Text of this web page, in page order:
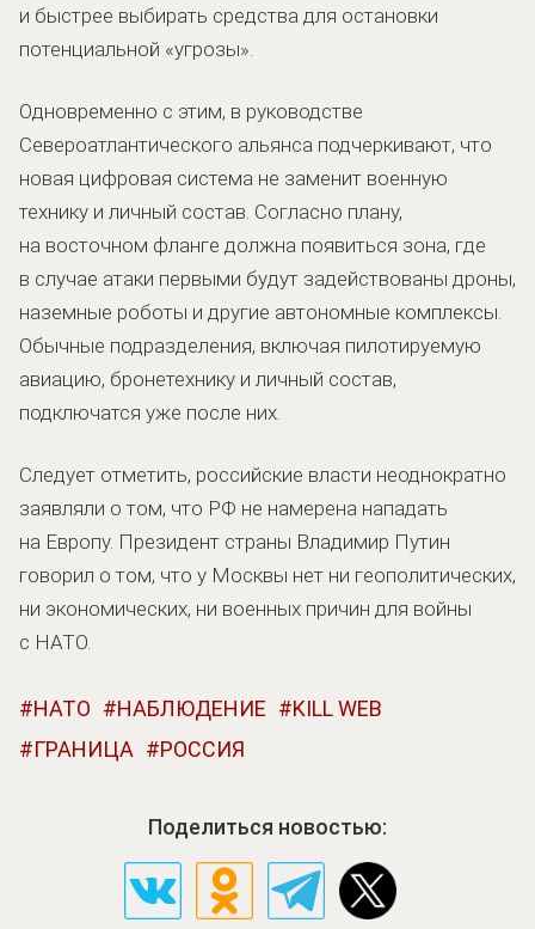
и быстрее выбирать средства для остановки
потенциальной «угрозы».
Одновременно с этим, в руководстве
Североатлантического альянса подчеркивают, что
новая цифровая система не заменит военную
технику и личный состав. Согласно плану,
на восточном фланге должна появиться зона, где
в случае атаки первыми будут задействованы дроны,
наземные роботы и другие автономные комплексы.
Обычные подразделения, включая пилотируемую
авиацию, бронетехнику и личный состав,
подключатся уже после них.
Следует отметить, российские власти неоднократно
заявляли о том, что РФ не намерена нападать
на Европу. Президент страны Владимир Путин
говорил о том, что у Москвы нет ни геополитических,
ни экономических, ни военных причин для войны
с НАТО.
НАТО НАБЛЮДЕНИЕ
KILL WEB
ГРАНИЦА
РОССИЯ
Поделиться новостью: